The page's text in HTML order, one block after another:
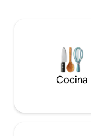
Cocina